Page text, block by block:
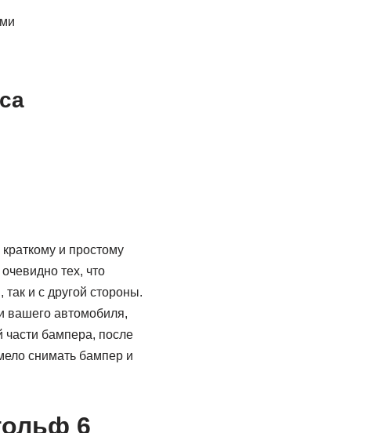
и простому
тех, что
и с другой стороны.
вашего автомобиля,
части бампера, после
снимать бампер и
6